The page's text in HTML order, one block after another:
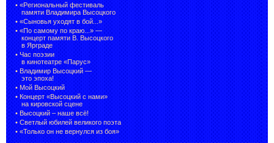
• «Региональный фестиваль
памяти Владимира Высоцкого
• «Сыновья уходят в бой...»
• «По самому по краю...» —
концерт памяти В. Высоцкого
в Ярграде
• Час поэзии
в кинотеатре «Парус»
• Владимир Высоцкий —
это эпоха!
• Мой Высоцкий
• Концерт «Высоцкий с нами»
на кировской сцене
• Высоцкий – наше всё!
• Светлый юбилей великого поэта
• «Только он не вернулся из боя»